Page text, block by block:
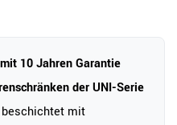
10 Jahren Garantie
der UNI-Serie
beschichtet mit